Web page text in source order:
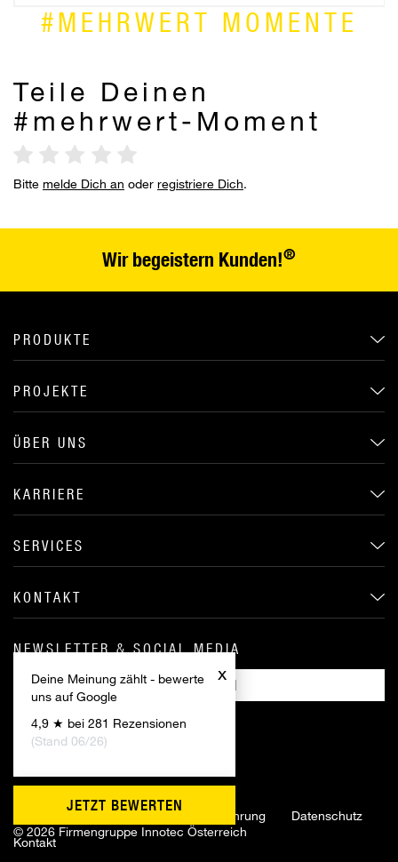
x
Deine Meinung zählt - bewerte
uns auf Google
4,9 ★ bei 281 Rezensionen
(Stand 06/26)
JETZT BEWERTEN
#MEHRWERT MOMENTE
Teile Deinen
#mehrwert-Moment
Bitte melde Dich an oder registriere Dich.
Wir begeistern Kunden!®
PRODUKTE
PROJEKTE
ÜBER UNS
KARRIERE
SERVICES
KONTAKT
NEWSLETTER & SOCIAL MEDIA
ANMELDEN
© 2026 Firmengruppe Innotec Österreich
Impressum AGB Widerrufsbelehrung
Datenschutz
Kontakt